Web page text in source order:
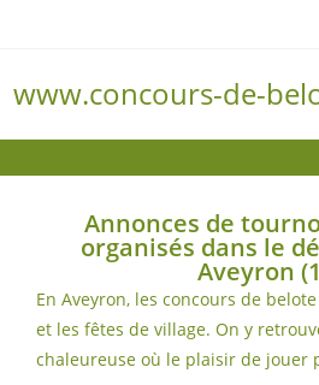
www.concours-de-
Annonces de
organisés dans le
Aveyron
En Aveyron, les concours de
et les fêtes de village. On y
chaleureuse où le plaisir de jouer